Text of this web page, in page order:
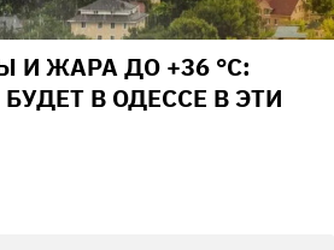
И ЖАРА ДО +36 °С:
В ОДЕССЕ В ЭТИ